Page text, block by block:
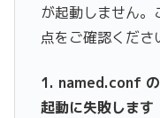
が起動しません
点をご確認くださ
1. named.conf の
起動に失敗します